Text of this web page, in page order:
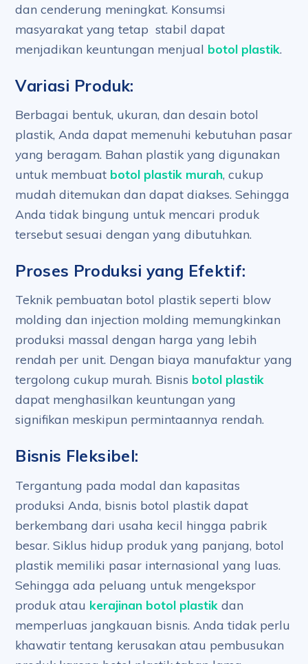
dan cenderung meningkat. Konsumsi
masyarakat yang tetap stabil dapat
menjadikan keuntungan menjual botol plastik.
Variasi Produk:
Berbagai bentuk, ukuran, dan desain botol
plastik, Anda dapat memenuhi kebutuhan pasar
yang beragam. Bahan plastik yang digunakan
untuk membuat botol plastik murah, cukup
mudah ditemukan dan dapat diakses. Sehingga
Anda tidak bingung untuk mencari produk
tersebut sesuai dengan yang dibutuhkan.
Proses Produksi yang Efektif:
Teknik pembuatan botol plastik seperti blow
molding dan injection molding memungkinkan
produksi massal dengan harga yang lebih
rendah per unit. Dengan biaya manufaktur yang
tergolong cukup murah. Bisnis botol plastik
dapat menghasilkan keuntungan yang
signifikan meskipun permintaannya rendah.
Bisnis Fleksibel:
Tergantung pada modal dan kapasitas
produksi Anda, bisnis botol plastik dapat
berkembang dari usaha kecil hingga pabrik
besar. Siklus hidup produk yang panjang, botol
plastik memiliki pasar internasional yang luas.
Sehingga ada peluang untuk mengekspor
produk atau kerajinan botol plastik dan
memperluas jangkauan bisnis. Anda tidak perlu
khawatir tentang kerusakan atau pembusukan